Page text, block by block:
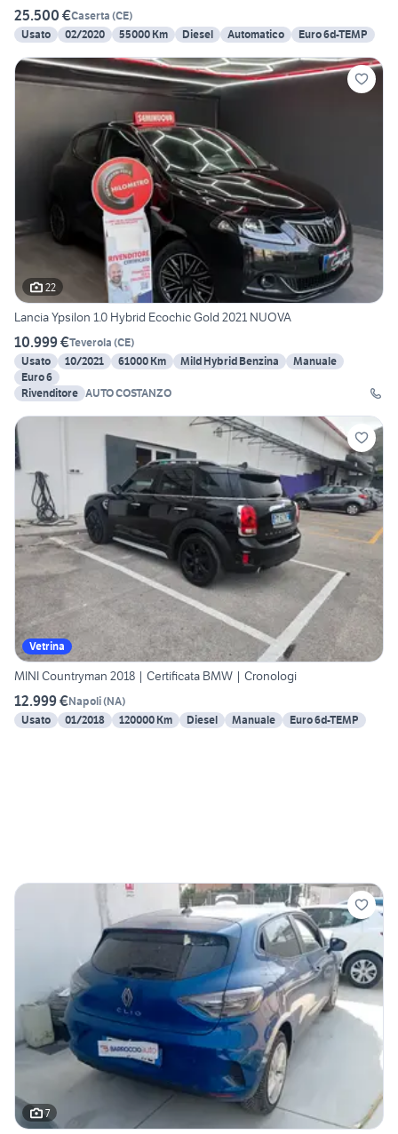
25.500 €Caserta (CE)
Usato
02/2020 55000 Km Diesel Automatico Euro 6d-TEMP
22
Lancia Ypsilon 1.0 Hybrid Ecochic Gold 2021 NUOVA
10.999 €Teverola (CE)
Usato
10/2021 61000 Km Mild Hybrid Benzina
Manuale
Euro 6
Rivenditore AUTO COSTANZO
Vetrina
MINI Countryman 2018 | Certificata BMW | Cronologi
12.999 €Napoli(NA)
Usato
01/2018 120000 Km Diesel Manuale Euro 6d-TEMP
7